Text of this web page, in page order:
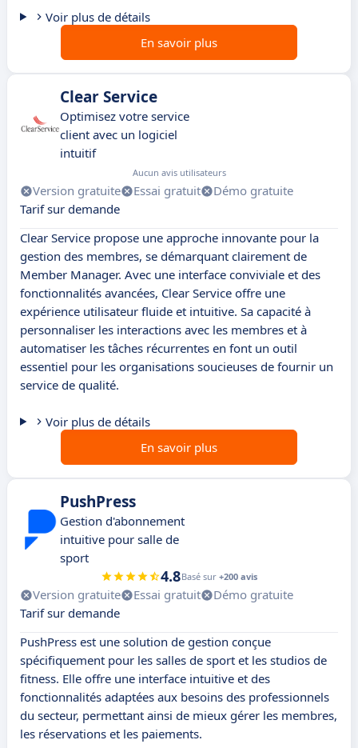
Voir plus de détails
En savoir plus
Clear Service
Optimisez votre service
client avec un logiciel
intuitif
Aucun avis utilisateurs
Version gratuite Essai gratuit
Démo gratuite
Tarif sur demande
Clear Service propose une approche innovante pour la
gestion des membres, se démarquant clairement de
Member Manager. Avec une interface conviviale et des
fonctionnalités avancées, Clear Service offre une
expérience utilisateur fluide et intuitive. Sa capacité à
personnaliser les interactions avec les membres et à
automatiser les tâches récurrentes en font un outil
essentiel pour les organisations soucieuses de fournir un
service de qualité.
Voir plus de détails
En savoir plus
PushPress
Gestion d'abonnement
intuitive pour salle de
sport
4.8Basé sur +200 avis
Version gratuite Essai gratuit
Démo gratuite
Tarif sur demande
PushPress est une solution de gestion conçue
spécifiquement pour les salles de sport et les studios de
fitness. Elle offre une interface intuitive et des
fonctionnalités adaptées aux besoins des professionnels
du secteur, permettant ainsi de mieux gérer les membres,
les réservations et les paiements.